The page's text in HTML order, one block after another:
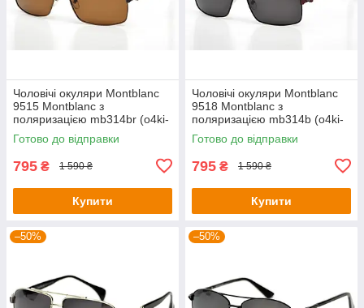
Чоловічі окуляри Montblanc
9515 Montblanc з
поляризацією mb314br (o4ki-
9515)
Готово до відправки
795 ₴ 1 590 ₴
Купити
Чоловічі окуляри Montblanc
9518 Montblanc з
поляризацією mb314b (o4ki-
9518)
Готово до відправки
795 ₴ 1 590 ₴
Купити
–50% –50%